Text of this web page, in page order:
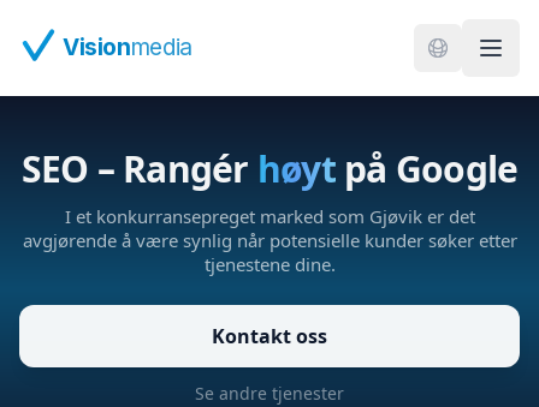
Visionmedia
SEO – Rangér høytpå Google
I et konkurransepreget marked som Gjøvik er det
avgjørende å være synlig når potensielle kunder søker etter
tjenestene dine.
Kontakt oss
Se andre tjenester